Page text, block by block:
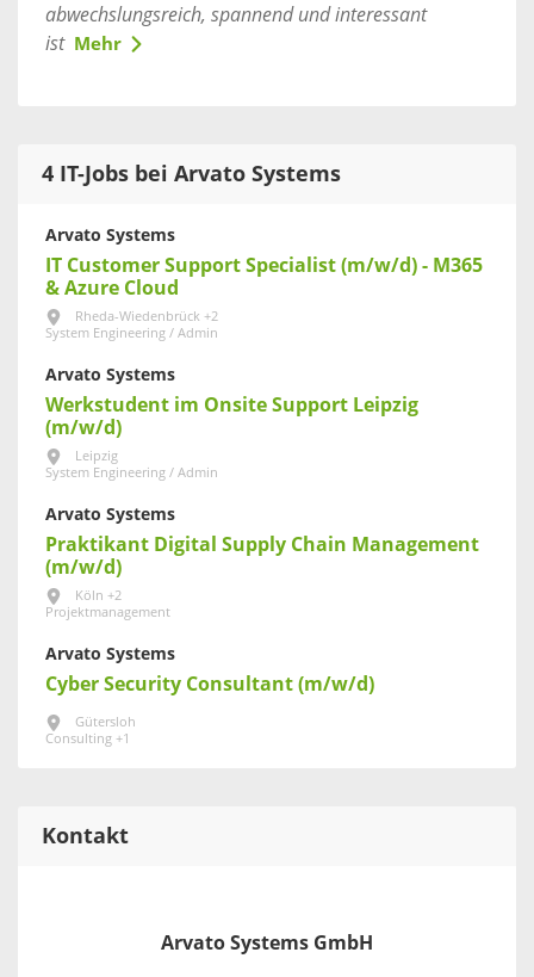
abwechslungsreich, spannend und interessant
ist
Mehr
4 IT-Jobs bei Arvato Systems
Arvato Systems
IT Customer Support Specialist (m/w/d) - M365
& Azure Cloud
Rheda-Wiedenbrück +2
System Engineering / Admin
Arvato Systems
Werkstudent im Onsite Support Leipzig
(m/w/d)
Leipzig
System Engineering / Admin
Arvato Systems
Praktikant Digital Supply Chain Management
(m/w/d)
Köln +2
Projektmanagement
Arvato Systems
Cyber Security Consultant (m/w/d)
Gütersloh
Consulting +1
Kontakt
Arvato Systems GmbH